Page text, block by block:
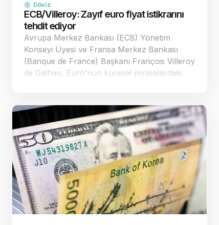
Döviz
ECB/Villeroy: Zayıf euro fiyat istikrarını
tehdit ediyor
Avrupa Merkez Bankası (ECB) Yönetim
Konseyi Üyesi ve Fransa Merkez Bankası
(Banque de France) Başkanı François Villeroy
de Galhau, Euro'nun küresel piyasalardaki
dikkat çekerek, y…